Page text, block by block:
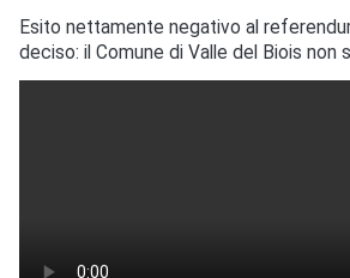
Esito nettamente negativo al
deciso: il Comune di Valle del Biois non